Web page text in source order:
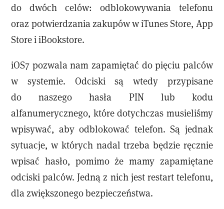
do dwóch celów: odblokowywania telefonu
oraz potwierdzania zakupów w iTunes Store, App
Store i iBookstore.
iOS7 pozwala nam zapamiętać do pięciu palców
w systemie. Odciski są wtedy przypisane
do naszego hasła PIN lub kodu
alfanumerycznego, które dotychczas musieliśmy
wpisywać, aby odblokować telefon. Są jednak
sytuacje, w których nadal trzeba będzie ręcznie
wpisać hasło, pomimo że mamy zapamiętane
odciski palców. Jedną z nich jest restart telefonu,
dla zwiększonego bezpieczeństwa.